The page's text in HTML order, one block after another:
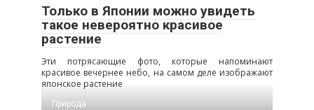
Только в Японии можно увидеть
такое невероятно красивое
растение
Эти потрясающие фото, которые напоминают
красивое вечернее небо, на самом деле изображают
японское растение
Природа